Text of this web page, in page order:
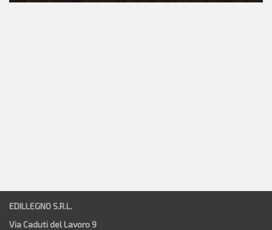
EDILLEGNO S.R.L.
Via Caduti del Lavoro 9